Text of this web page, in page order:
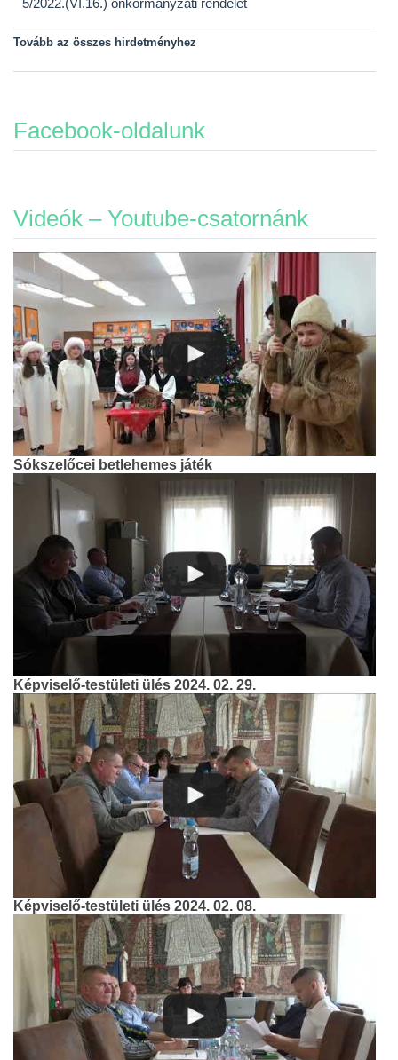
5/2022.(VI.16.) önkormányzati rendelet
Tovább az összes hirdetményhez
Facebook-oldalunk
Videók – Youtube-csatornánk
Sókszelőcei betlehemes játék
Képviselő-testületi ülés 2024. 02. 29.
Képviselő-testületi ülés 2024. 02. 08.